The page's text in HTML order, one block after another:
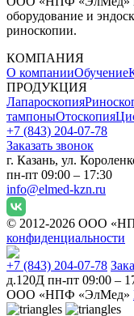
оборудование и
риноскопии.
КОМПАНИЯ
О компанииОбучение
ПРОДУКЦИЯ
Лапароскопия
тампоныОтоскопия
+7 (843) 204-07-78
Заказать звонок
г. Казань, ул.
пн-пт 09:00 – 17:30
info@elmed-kzn.ru
© 2012-2026 ООО
конфиденциальности
+7 (843) 204-07-78
д.120Д пн-пт 09:00 –
ООО «НПФ «ЭлМед»